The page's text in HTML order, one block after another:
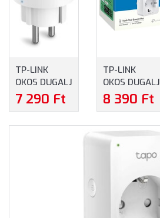
TP-LINK
OKOS DUGALJ
WI-FI-S
FOGYASZTÁS
7 290 Ft
TP-LINK
OKOS DUGALJ
WI-FI-S MINI,
FOGYASZTÁS
(TAPO P110M)
8 390 Ft